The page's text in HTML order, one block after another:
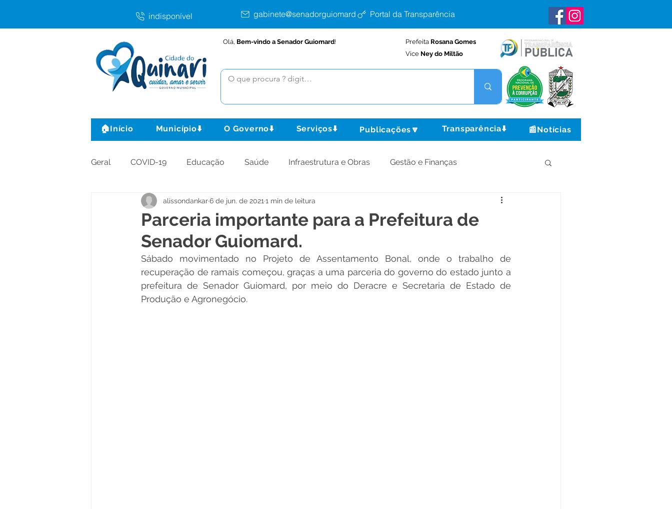
indisponível gabinete@senadorguiomard.ac.gov.brPortal da Transparência
Olá, Bem-vindo a Senador Guiomard! Prefeita Rosana Gomes
Vice Ney do Miltão
🏠Início Município⬇️ O Governo⬇️ Serviços⬇️ Publicações🔽 Transparência⬇️ 📰Notícias
Geral COVID-19 Educação Saúde Infraestrutura e Obras Gestão e Finanças
Agricultura e Produção Comunidade Assistência Social Institucional e Governo
Políticas Públicas Cultura Desporto e Lazer
Vacinômetro Dengue Convênios e Parcerias Comunicado Nota de Esclarecimento
Parceria importante para a Prefeitura de
Senador Guiomard.
alissondankar6 de jun. de 2021 1 min de leitura
Sábado movimentado no Projeto de Assentamento Bonal, onde o trabalho de
recuperação de ramais começou, graças a uma parceria do governo do estado junto a
prefeitura de Senador Guiomard, por meio do Deracre e Secretaria de Estado de
Produção e Agronegócio.